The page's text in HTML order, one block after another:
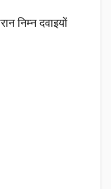
निम्न दवाइयों